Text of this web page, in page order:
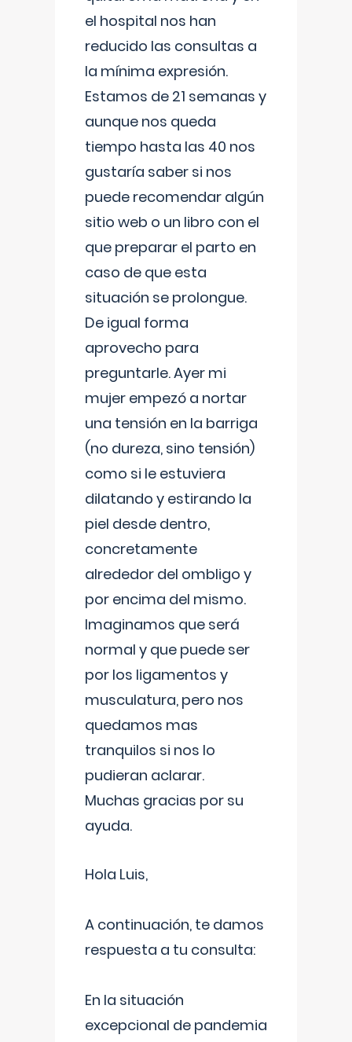
el hospital nos han
reducido las consultas a
la mínima expresión.
Estamos de 21 semanas y
aunque nos queda
tiempo hasta las 40 nos
gustaría saber si nos
puede recomendar algún
sitio web o un libro con el
que preparar el parto en
caso de que esta
situación se prolongue.
De igual forma
aprovecho para
preguntarle. Ayer mi
mujer empezó a nortar
una tensión en la barriga
(no dureza, sino tensión)
como si le estuviera
dilatando y estirando la
piel desde dentro,
concretamente
alrededor del ombligo y
por encima del mismo.
Imaginamos que será
normal y que puede ser
por los ligamentos y
musculatura, pero nos
quedamos mas
tranquilos si nos lo
pudieran aclarar.
Muchas gracias por su
ayuda.
Hola Luis,
A continuación, te damos
respuesta a tu consulta:
En la situación
excepcional de pandemia